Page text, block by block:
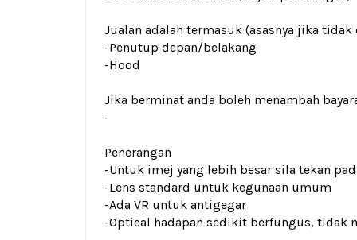
Jualan adalah termasuk (asasnya jika
-Penutup depan/belakang
-Hood
Jika berminat anda boleh menambah
-
Penerangan
-Untuk imej yang lebih besar sila tekan
-Lens standard untuk kegunaan umum
-Ada VR untuk antigegar
-Optical hadapan sedikit berfungus, tidak